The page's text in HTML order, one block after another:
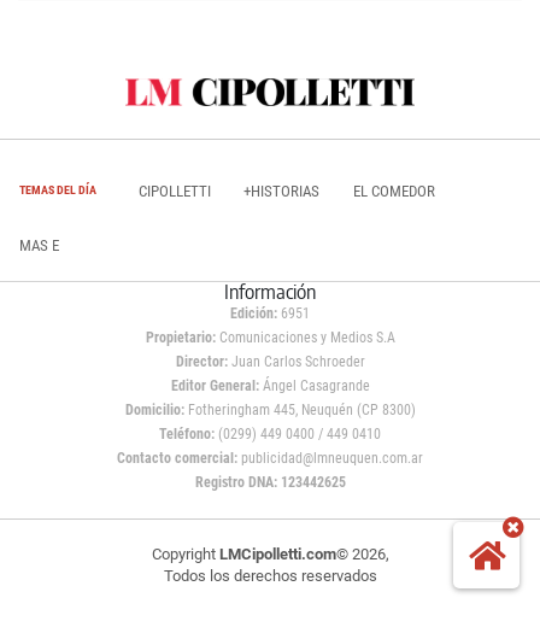
TEMAS DEL DÍA CIPOLLETTI +HISTORIAS EL COMEDOR
MAS E
Información
Edición: 6951
Propietario:Comunicaciones y Medios S.A
Director: Juan Carlos Schroeder
Editor General:Ángel Casagrande
Domicilio:Fotheringham 445, Neuquén (CP 8300)
Teléfono: (0299) 449 0400 / 449 0410
Contacto comercial: publicidad@lmneuquen.com.ar
Registro DNA: 123442625
Copyright LMCipolletti.com© 2026,
Todos los derechos reservados